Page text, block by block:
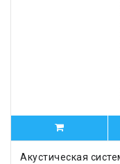
Акустическая